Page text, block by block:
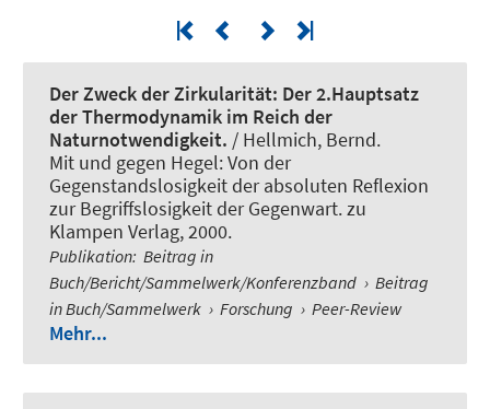
Der Zweck der Zirkularität: Der 2.Hauptsatz
der Thermodynamik im Reich der
Naturnotwendigkeit. / Hellmich, Bernd.
Mit und gegen Hegel: Von der
Gegenstandslosigkeit der absoluten Reflexion
zur Begriffslosigkeit der Gegenwart. zu
Klampen Verlag, 2000.
Publikation: Beitrag in
Buch/Bericht/Sammelwerk/Konferenzband › Beitrag
in Buch/Sammelwerk › Forschung › Peer-Review
Mehr...